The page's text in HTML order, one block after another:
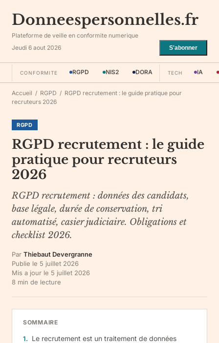
Donneespersonnelles.fr
Plateforme de veille en conformite numerique
Jeudi 6 aout 2026
S'abonner
CONFORMITE RGPD NIS2 DORA TECH IA
Accueil / RGPD / RGPD recrutement : le guide pratique pour
recruteurs 2026
RGPD
RGPD recrutement : le guide
pratique pour recruteurs
2026
RGPD recrutement : données des candidats,
base légale, durée de conservation, tri
automatisé, casier judiciaire. Obligations et
checklist 2026.
Par Thiebaut Devergranne
Publie le 5 juillet 2026
Mis a jour le 5 juillet 2026
8 min de lecture
SOMMAIRE
Le recrutement est un traitement de données